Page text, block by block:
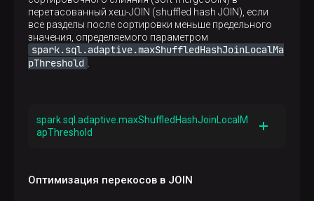
Обратите внимание, что данный параметр
используется только в AQE
Значение по умолчанию
—
перетасованный хеш-JOIN (shuffled hash JOIN), если
все разделы после сортировки меньше предельного
значения, определяемого параметром
spark.sql.adaptive.maxShuffledHashJoinLocalMa
pThreshold
spark.sql.adaptive.maxShuffledHashJoinLocalM
apThreshold
для каждого раздела, который может быть
Оптимизация перекосов в JOIN